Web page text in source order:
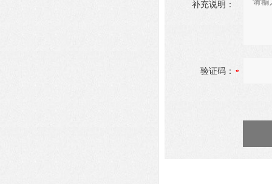
补充说明：
验证码：